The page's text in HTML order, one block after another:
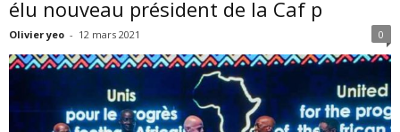
élu nouveau président de la Caf p
Olivier yeo - 12 mars 2021 0